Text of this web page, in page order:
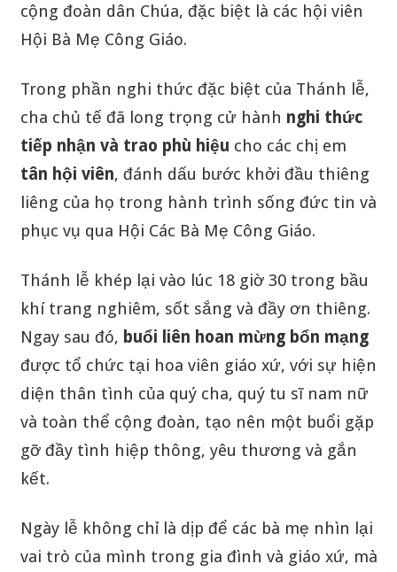
cộng đoàn dân Chúa, đặc biệt là các hội viên
Hội Bà Mẹ Công Giáo.
Trong phần nghi thức đặc biệt của Thánh lễ,
cha chủ tế đã long trọng cử hành nghi thức
tiếp nhận và trao phù hiệu cho các chị em
tân hội viên, đánh dấu bước khởi đầu thiêng
liêng của họ trong hành trình sống đức tin và
phục vụ qua Hội Các Bà Mẹ Công Giáo.
Thánh lễ khép lại vào lúc 18 giờ 30 trong bầu
khí trang nghiêm, sốt sắng và đầy ơn thiêng.
Ngay sau đó, buổi liên hoan mừng bổn mạng
được tổ chức tại hoa viên giáo xứ, với sự hiện
diện thân tình của quý cha, quý tu sĩ nam nữ
và toàn thể cộng đoàn, tạo nên một buổi gặp
gỡ đầy tình hiệp thông, yêu thương và gắn
kết.
Ngày lễ không chỉ là dịp để các bà mẹ nhìn lại
vai trò của mình trong gia đình và giáo xứ, mà